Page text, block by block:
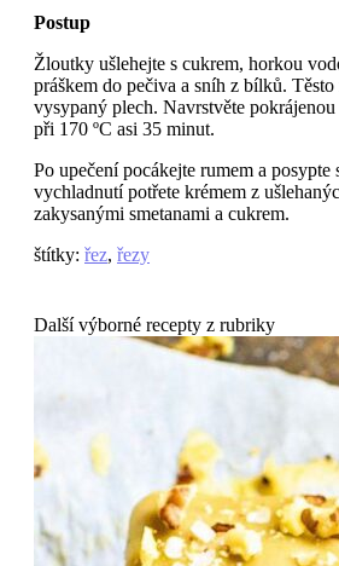
Postup
Žloutky ušlehejte s cukrem, horkou
práškem do pečiva a sníh z bílků.
vysypaný plech. Navrstvěte
při 170 ºC asi 35 minut.
Po upečení pocákejte rumem a
vychladnutí potřete krémem z
zakysanými smetanami a cukrem.
štítky: řez, řezy
Další výborné recepty z rubriky